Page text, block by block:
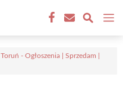
Toruń - Ogłoszenia | Sprzedam |